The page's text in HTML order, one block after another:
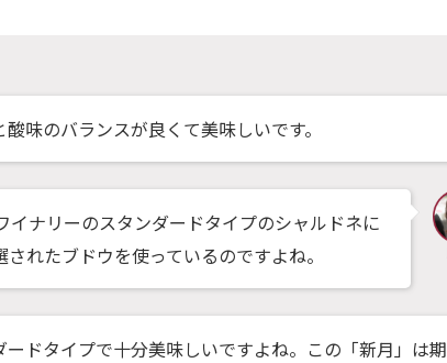
酸味のバランスが良くて美味しいです。
イナリーのスタンダードタイプのシャルドネに
されたブドウを使っているのですよね。
ードタイプで十分美味しいですよね。この「新月」は期